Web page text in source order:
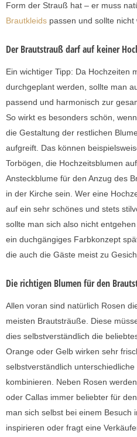
Form der Strauß hat – er muss
Brautkleids passen und sollte
Der Brautstrauß darf auf keiner
Ein wichtiger Tipp: Da Hochzeiten
durchgeplant werden, sollte man
passend und harmonisch zur
So wirkt es besonders schön,
die Gestaltung der restlichen
aufgreift. Das können
Torbögen, die Hochzeitsblumen
Ansteckblume für den Anzug des
in der Kirche sein. Wer eine
auf ein sehr schönes und stets
sollte man sich also nicht
ein duchgängiges Farbkonzept
die auch die Gäste meist zu
Die richtigen Blumen für den
Allen voran sind natürlich Rosen
meisten Brautsträuße. Diese
dies selbstverständlich die
Orange oder Gelb wirken sehr
selbstverständlich
kombinieren. Neben Rosen
oder Callas immer beliebter für
man sich selbst bei einem Besuch
inspirieren oder fragt eine